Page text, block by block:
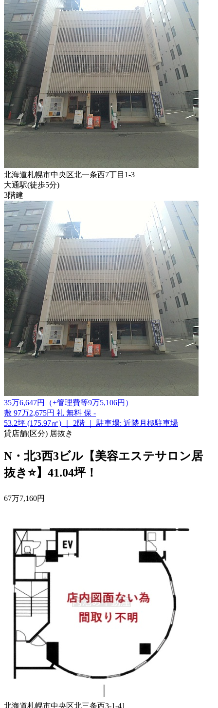
北海道札幌市中央区北一条西7丁目1-3
大通駅(徒歩5分)
3階建
35万6,647円 （+管理費等9万5,106円 ）
敷 97万2,675円 礼 無料 保 -
53.2坪 (175.97㎡)
2階
駐車場: 近隣月極駐車場
貸店舗(区分) 居抜き
N・北3西3ビル【美容エステサロン居
抜き⭐】41.04坪！
67万7,160円
北海道札幌市中央区北三条西3-1-41